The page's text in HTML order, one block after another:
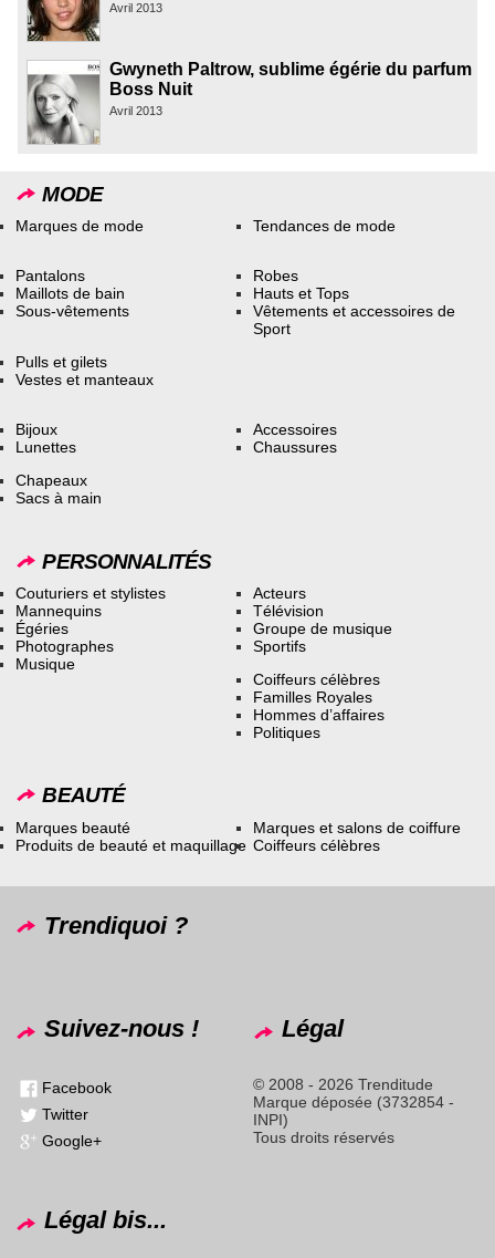
Avril 2013
Gwyneth Paltrow, sublime égérie du parfum
Boss Nuit
Avril 2013
MODE
Marques de mode Tendances de mode
Pantalons
Maillots de bain
Sous-vêtements
Robes
Hauts et Tops
Vêtements et accessoires de
Sport
Pulls et gilets
Vestes et manteaux
Bijoux
Lunettes
Accessoires
Chaussures
Chapeaux
Sacs à main
PERSONNALITÉS
Couturiers et stylistes
Mannequins
Égéries
Photographes
Musique
Acteurs
Télévision
Groupe de musique
Sportifs
Coiffeurs célèbres
Familles Royales
Hommes d’affaires
Politiques
BEAUTÉ
Marques beauté
Produits de beauté et maquillage
Marques et salons de coiffure
Coiffeurs célèbres
Trendiquoi ?
Suivez-nous !
Facebook
Twitter
Google+
Légal
© 2008 - 2026 Trenditude
Marque déposée (3732854 -
INPI)
Tous droits réservés
Légal bis...